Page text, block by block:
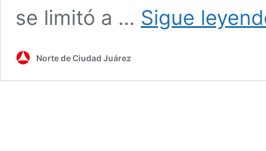
se limitó a … Sigue
Norte de Ciudad Juárez